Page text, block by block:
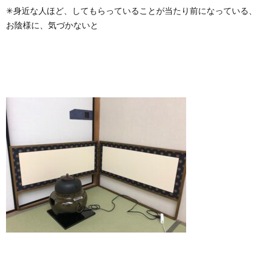
✳身近な人ほど、してもらっていることが当たり前になっている、
お陰様に、気づかないと